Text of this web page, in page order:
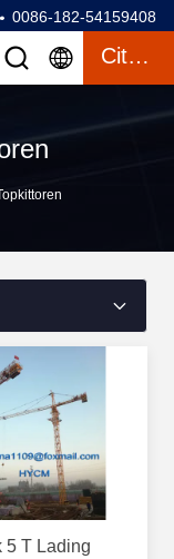
0086-182-54159408
Citaat
5 T Lading